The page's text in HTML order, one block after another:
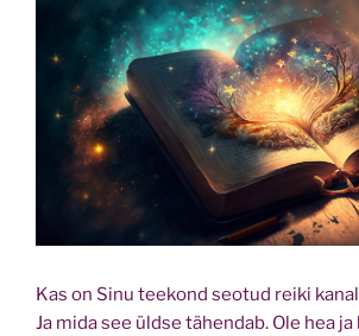
Kas on Sinu teekond seotud reiki
Ja mida see üldse tähendab. Ole hea ja